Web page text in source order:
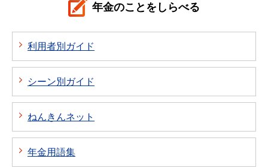
年金のことをしらべる
利用者別ガイド
シーン別ガイド
ねんきんネット
年金用語集